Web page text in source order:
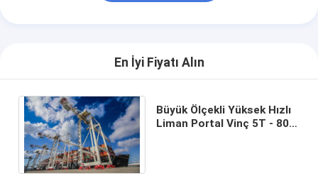
En İyi Fiyatı Alın
Büyük Ölçekli Yüksek Hızlı
Liman Portal Vinç 5T - 80T